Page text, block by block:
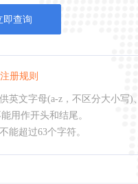
即查询
册规则
英文字母(a-z，不区分大小写
用作开头和结尾。
能超过63个字符。